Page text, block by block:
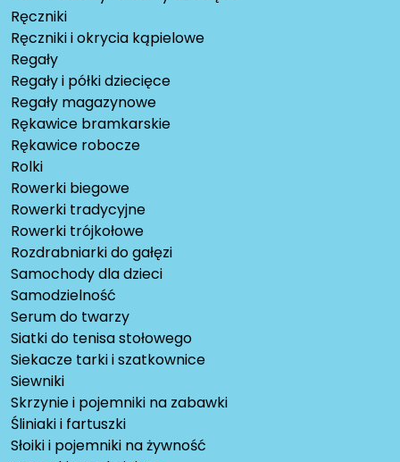
Ręczniki
Ręczniki i okrycia kąpielowe
Regały
Regały i półki dziecięce
Regały magazynowe
Rękawice bramkarskie
Rękawice robocze
Rolki
Rowerki biegowe
Rowerki tradycyjne
Rowerki trójkołowe
Rozdrabniarki do gałęzi
Samochody dla dzieci
Samodzielność
Serum do twarzy
Siatki do tenisa stołowego
Siekacze tarki i szatkownice
Siewniki
Skrzynie i pojemniki na zabawki
Śliniaki i fartuszki
Słoiki i pojemniki na żywność